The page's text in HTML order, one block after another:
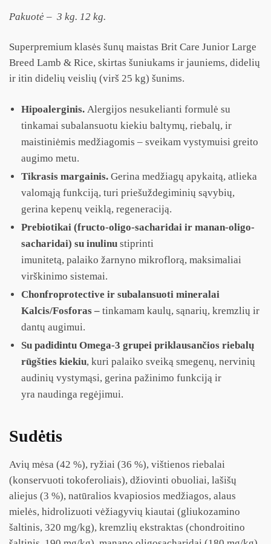
Pakuotė – 3 kg. 12 kg.
Superpremium klasės šunų maistas Brit Care Junior Large
Breed Lamb & Rice, skirtas šuniukams ir jauniems, didelių
ir itin didelių veislių (virš 25 kg) šunims.
Hipoalerginis. Alergijos nesukelianti formulė su
tinkamai subalansuotu kiekiu baltymų, riebalų, ir
maistiniėmis medžiagomis – sveikam vystymuisi greito
augimo metu.
Tikrasis margainis. Gerina medžiagų apykaitą, atlieka
valomąją funkciją, turi priešuždegiminių sąvybių,
gerina kepenų veiklą, regeneraciją.
Prebiotikai (fructo-oligo-sacharidai ir manan-oligo-
sacharidai) su inulinu stiprinti
imunitetą, palaiko žarnyno mikroflorą, maksimaliai
virškinimo sistemai.
Chonfroprotective ir subalansuoti mineralai
Kalcis/Fosforas – tinkamam kaulų, sąnarių, kremzlių ir
dantų augimui.
Su padidintu Omega-3 grupei priklausančios riebalų
rūgšties kiekiu, kuri palaiko sveiką smegenų, nervinių
audinių vystymąsi, gerina pažinimo funkciją ir
yra naudinga regėjimui.
Sudėtis
Avių mėsa (42 %), ryžiai (36 %), vištienos riebalai
(konservuoti tokoferoliais), džiovinti obuoliai, lašišų
aliejus (3 %), natūralios kvapiosios medžiagos, alaus
mielės, hidrolizuoti vėžiagyvių kiautai (gliukozamino
šaltinis, 320 mg/kg), kremzlių ekstraktas (chondroitino